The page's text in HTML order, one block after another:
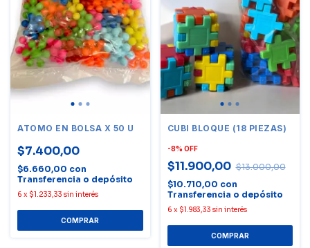
ATOMO EN BOLSA X 50 U
$7.400,00
$6.660,00 con
Transferencia o depósito
6 x $1.233,33 sin interés
CUBI BLOQUE (18 PIEZAS)
-8% OFF
$11.900,00 $13.000,00
$10.710,00 con
Transferencia o depósito
6 x $1.983,33 sin interés